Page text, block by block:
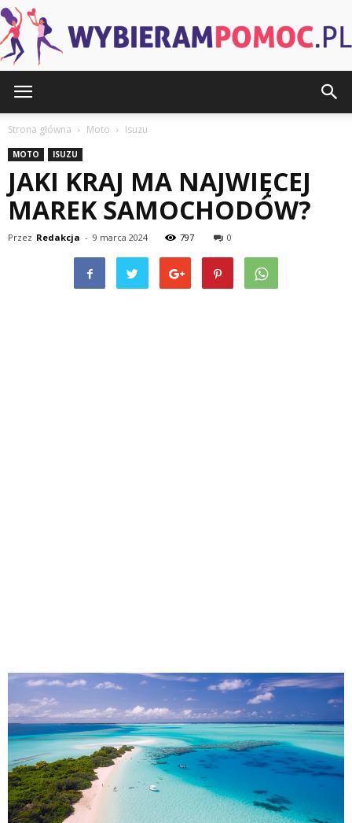
Strona główna Moto Isuzu
MOTO ISUZU
JAKI KRAJ MA NAJWIĘCEJ
MAREK SAMOCHODÓW?
Przez Redakcja - 9 marca 2024 797 0